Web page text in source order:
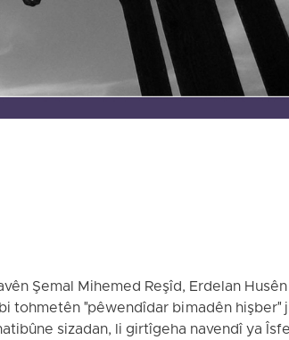
Şemal Mihemed Reşîd, Erdelan Husên
tohmetên "pêwendîdar bi madên hişber"
sizadan, li girtîgeha navendî ya